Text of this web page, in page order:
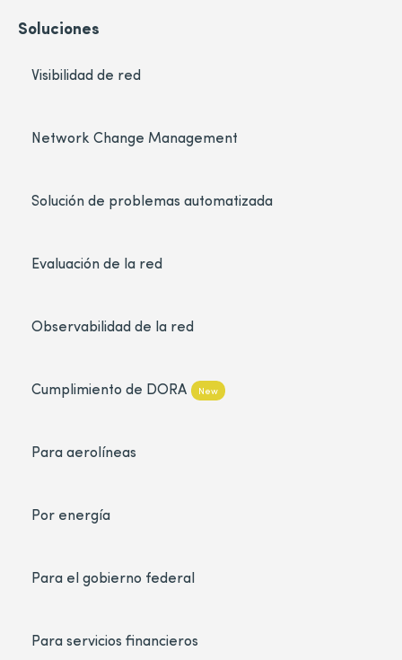
Soluciones
Visibilidad de red
Network Change Management
Solución de problemas automatizada
Evaluación de la red
Observabilidad de la red
Cumplimiento de DORA New
Para aerolíneas
Por energía
Para el gobierno federal
Para servicios financieros